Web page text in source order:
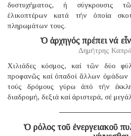
δυστυχήματος, ἡ σύγκρουσις
ἑλικοπτέρων κατά τήν ὁποία
πληρωμάτων τους.
Ὁ ἀρχηγός πρέπει νά
Δημήτρης
Χιλιάδες κόσμος, καί τῶν δύο
προφανῶς καί ὀπαδοί ἄλλων ὁμάδων
τούς δρόμους γύρω ἀπό τήν
διαδρομή, δεξιά καί ἀριστερά, σέ
Ὁ ρόλος τοῦ ἐνεργειακοῦ